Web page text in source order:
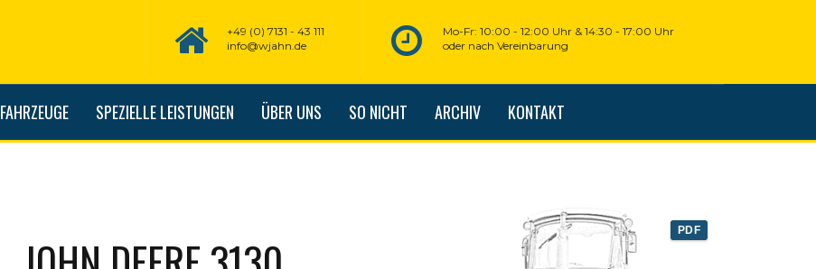
Mo-Fr: 10:00 - 12:00 Uhr & 14:30 - 17:00 Uhr
oder nach Vereinbarung
+49 (0) 7131 - 43 111
info@wjahn.de
FAHRZEUGE SPEZIELLE LEISTUNGEN ÜBER UNS SO NICHT ARCHIV KONTAKT
PDF